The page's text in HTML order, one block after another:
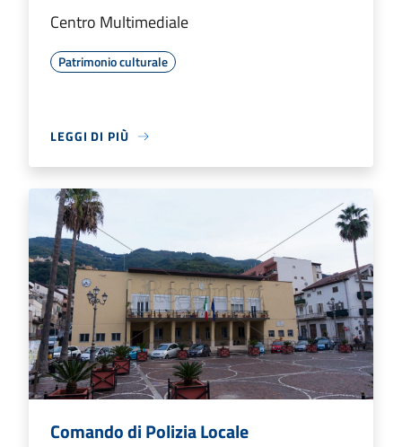
Centro Multimediale
Patrimonio culturale
LEGGI DI PIÙ
Comando di Polizia Locale